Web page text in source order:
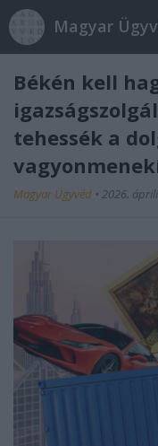
Magyar
Békén kell
tehessék a
Magyar Ügyvéd • 2026.